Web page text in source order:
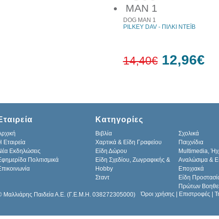
DOG MAN 1
PILKEY DAV - ΠΙΛΚΙ ΝΤΕΪΒ
14,40€ 12,96€
Εταιρεία
Εκδηλώσεις
Πολιτισμικά
Κατηγορίες
Βιβλία
Σχολικά
Χαρτικά & Είδη Γραφείου
Παιχνίδια
Είδη Δώρου
Multimedia,
Είδη Σχεδίου, Ζωγραφικής &
Hobby
Αναλώσιμα &
Εποχιακά
Σταντ
Είδη
Πρώτων
Μαλλιάρης Παιδεία Α.Ε. (Γ.Ε.Μ.Η. 038272305000)
Όροι χρήσης Επιστροφές